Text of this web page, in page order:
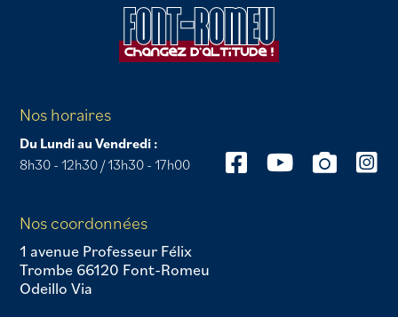
Nos horaires
Du Lundi au Vendredi :
8h30 - 12h30 / 13h30 - 17h00
Nos coordonnées
1 avenue Professeur Félix
Trombe 66120 Font-Romeu
Odeillo Via